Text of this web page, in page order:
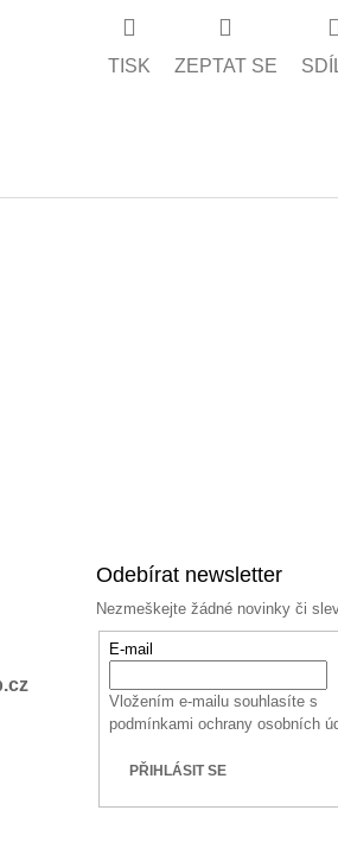
TISK ZEPTAT SE
Odebírat newsletter
Nezmeškejte žádné novinky či
E-mail
Vložením e-mailu souhlasíte s
podmínkami ochrany osobních
PŘIHLÁSIT SE